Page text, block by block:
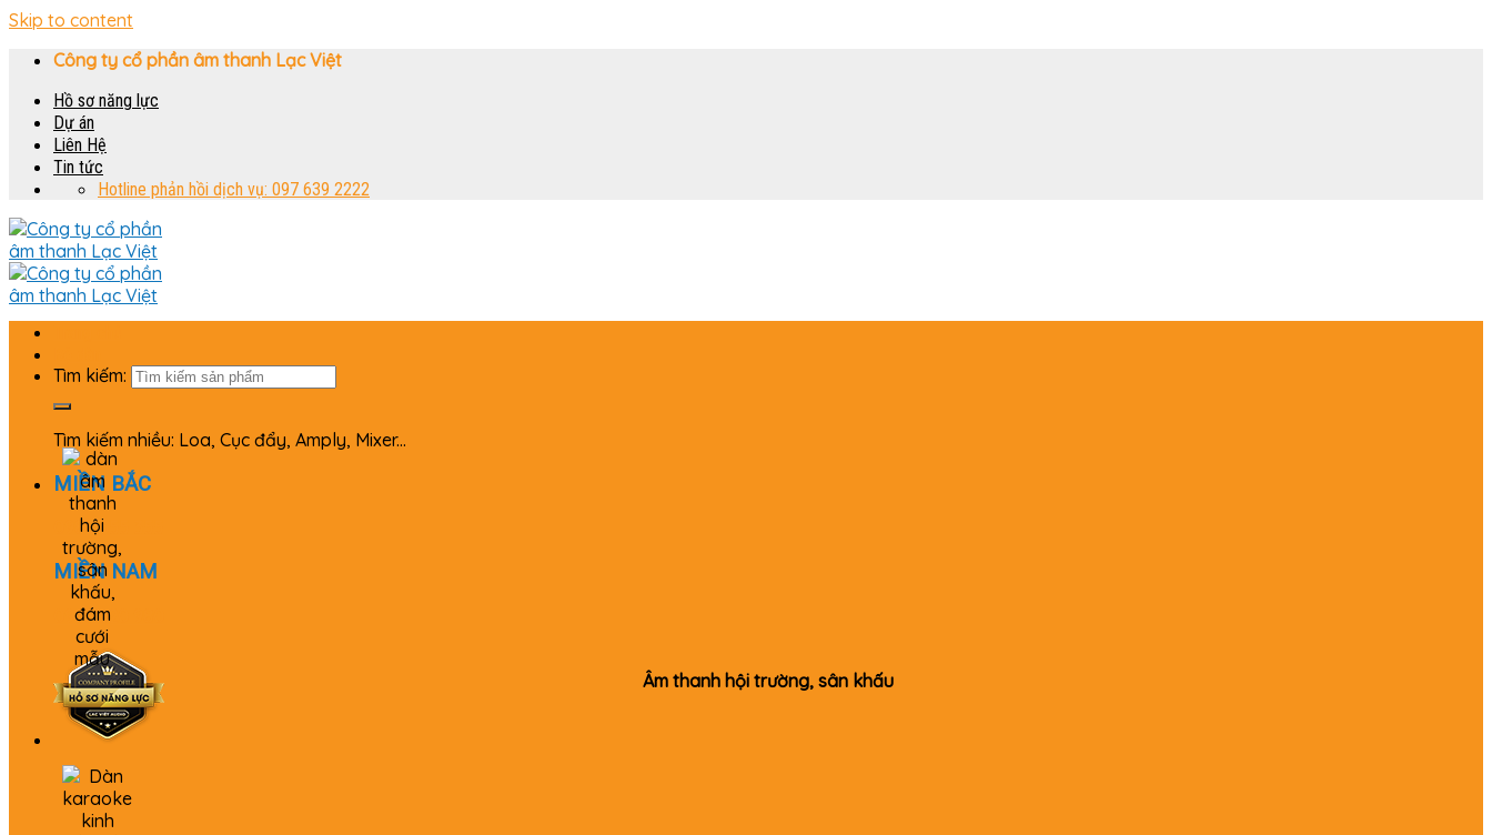
Skip to content
Công ty cổ phần âm thanh Lạc Việt
Hồ sơ năng lực
Dự án
Liên Hệ
Tin tức
Hotline phản hồi dịch vụ: 097 639 2222
Tìm kiếm:
Tìm kiếm nhiều: Loa, Cục đẩy, Amply, Mixer...
MIỀN BẮC
0982 655 355
MIỀN NAM
0979 520 980
Âm thanh hội trường, sân khấu